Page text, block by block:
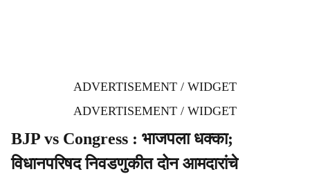
ADVERTISEMENT / WIDGET
ADVERTISEMENT / WIDGET
BJP vs Congress : भाजपला धक्का;
विधानपरिषद निवडणुकीत दोन आमदारांचे